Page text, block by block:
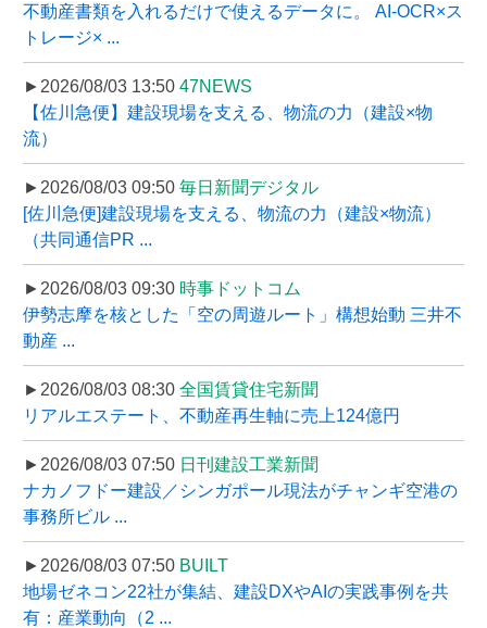
不動産書類を入れるだけで使えるデータに。 AI-OCR×ス
トレージ× ...
►2026/08/03 13:50 47NEWS
【佐川急便】建設現場を支える、物流の力（建設×物
流）
►2026/08/03 09:50 毎日新聞デジタル
[佐川急便]建設現場を支える、物流の力（建設×物流）
（共同通信PR ...
►2026/08/03 09:30 時事ドットコム
伊勢志摩を核とした「空の周遊ルート」構想始動 三井不
動産 ...
►2026/08/03 08:30 全国賃貸住宅新聞
リアルエステート、不動産再生軸に売上124億円
►2026/08/03 07:50 日刊建設工業新聞
ナカノフドー建設／シンガポール現法がチャンギ空港の
事務所ビル ...
►2026/08/03 07:50 BUILT
地場ゼネコン22社が集結、建設DXやAIの実践事例を共
有：産業動向（2 ...